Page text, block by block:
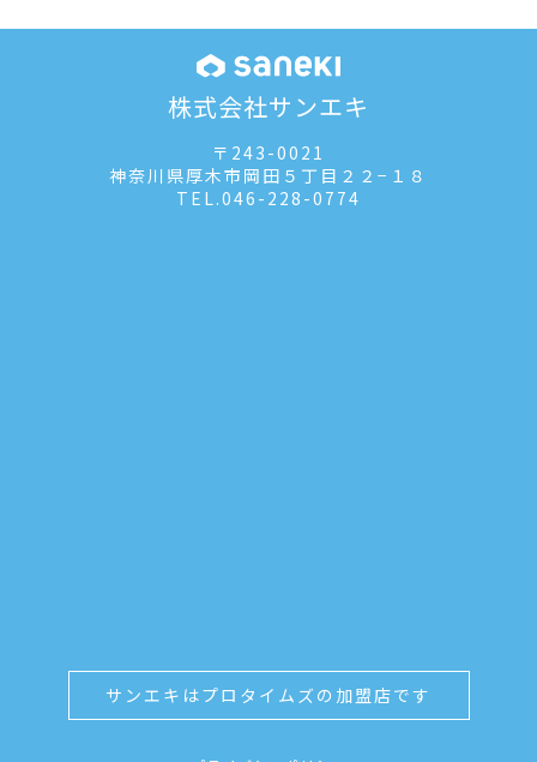
株式会社サンエキ
〒243-0021
神奈川県厚木市岡田５丁目２２−１８
TEL.046-228-0774
サンエキはプロタイムズの加盟店です